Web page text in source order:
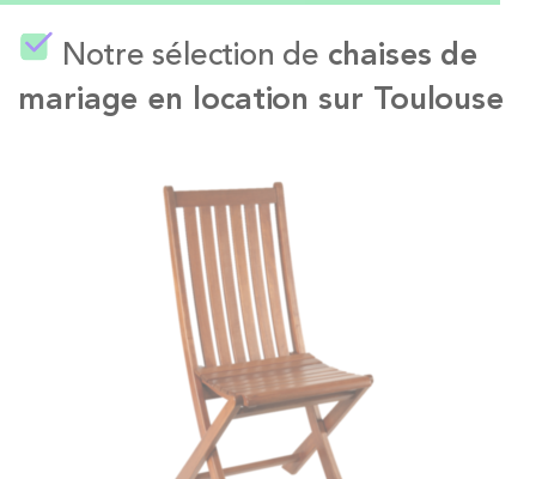
Notre sélection de chaises de
mariage en location sur Toulouse